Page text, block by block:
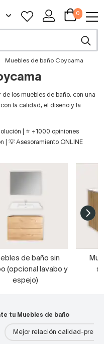
0
Muebles de baño Coycama
los muebles de baño, con una
la calidad, el diseño y la
| ⭐ +1000 opiniones
| 💡 Asesoramiento ONLINE
de baño sin
(opcional lavabo y
espejo)
tu Muebles de baño
Mejor relación calidad-precio